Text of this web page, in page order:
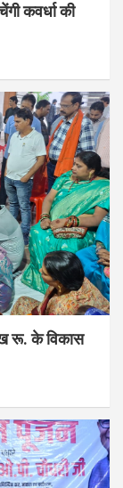
कवर्धा की
रू. के विकास